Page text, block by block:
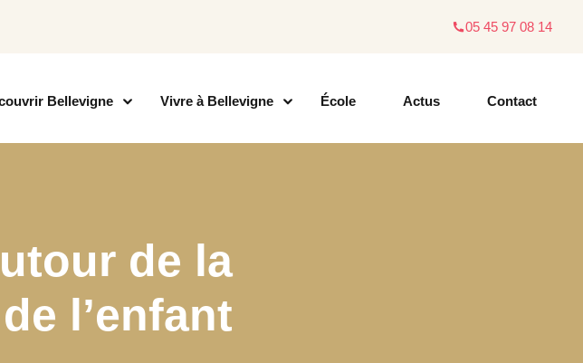
05 45 97 08 14
Bellevigne Vivre à Bellevigne École Actus Contact
de la
l’enfant